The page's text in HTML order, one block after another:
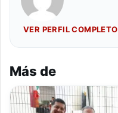
VER PERFIL COMPLETO
Más de